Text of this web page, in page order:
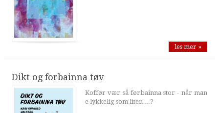
les mer »
Dikt og forbainna tøv
Koffør vær så førbainna stor - når man
e lykkelig som liten ...?